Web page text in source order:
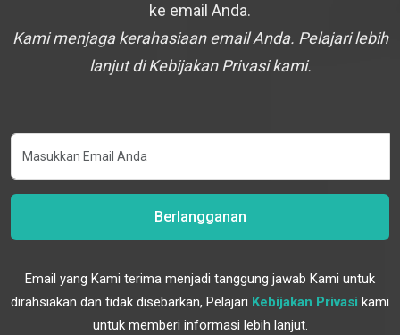
ke email Anda.
Kami menjaga kerahasiaan email Anda. Pelajari lebih
lanjut di Kebijakan Privasi kami.
Berlangganan
Email yang Kami terima menjadi tanggung jawab Kami untuk
dirahsiakan dan tidak disebarkan, Pelajari Kebijakan Privasi kami
untuk memberi informasi lebih lanjut.